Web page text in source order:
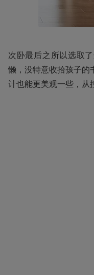
次卧最后之所以选取
懒，没特意收拾孩子的
计也能更美观一些，从